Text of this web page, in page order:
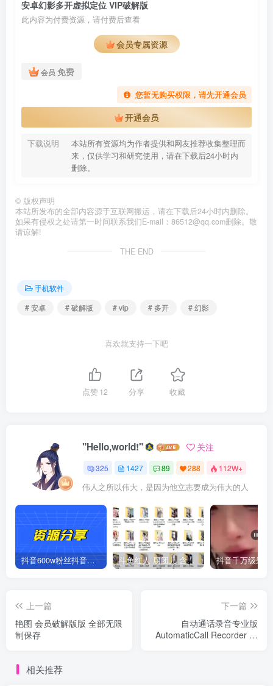
安卓幻影多开虚拟定位 VIP破解版
此内容为付费资源，请付费后查看
会员专属资源
会员 免费
您暂无购买权限，请先开通会员
开通会员
下载说明
本站所有资源均为作者提供和网友推荐收集整理而
来，仅供学习和研究使用，请在下载后24小时内
删除。
© 版权声明
本站所发布的全部内容源于互联网搬运，请在下载后24小时内删除。
如果有侵权之处请第一时间联系我们E-mail：86512@qq.com删除。敬
请谅解!
THE END
手机软件
# 安卓
# 破解版 # vip # 多开 # 幻影
喜欢就支持一下吧
点赞12 分享 收藏
"Hello,world!" 关注
325 1427 89 288 112W+
伟人之所以伟大，是因为他立志要成为伟大的人
抖音600w粉丝抖音网红痞幼一手资料 877P 500M 含私拍 斗鱼红人 腐团儿 含付费 大尺写真 32套
上一篇
艳图 会员破解版版 全部无限
制保存
下一篇
自动通话录音专业版
AutomaticCall Recorder 强
相关推荐